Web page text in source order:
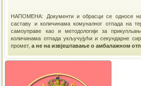
НАПОМЕНА: Документи и обрасци се односе
саставу и количинама комуналног отпада на
самоуправе као и методологији за
количинама отпада укључујући и секундарне
промет,а не на извјештавање о амбалажном